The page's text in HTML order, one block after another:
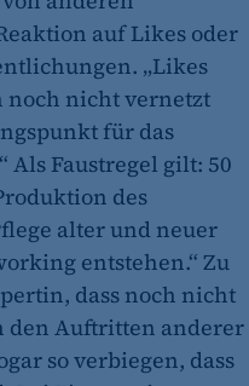
auf Likes oder
„Likes
noch nicht vernetzt
für das
Als Faustregel gilt: 50
des
alter und neuer
entstehen.“ Zu
dass noch nicht
den Auftritten anderer
so verbiegen, dass